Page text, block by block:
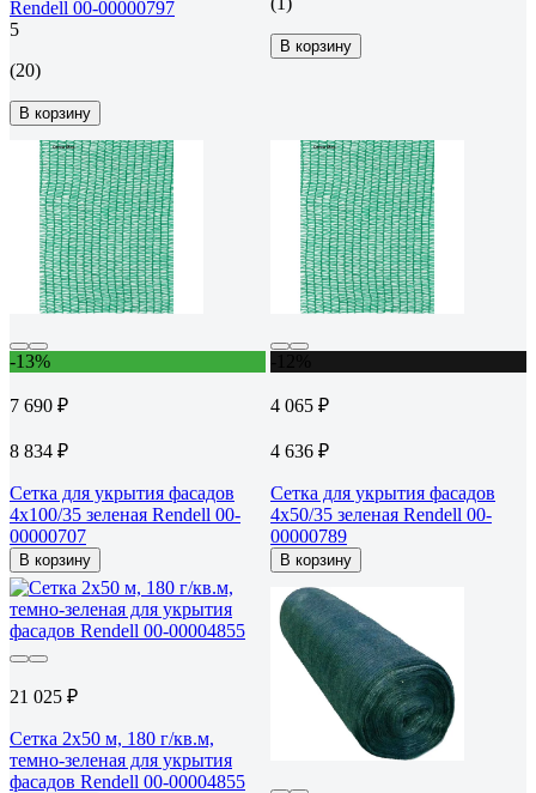
Rendell 00-00000797
5
(20)
В корзину
В корзину
-13%
7 690 ₽
8 834 ₽
Сетка для укрытия фасадов
4х100/35 зеленая Rendell 00-
00000707
В корзину
4 065 ₽
4 636 ₽
Сетка для укрытия фасадов
4х50/35 зеленая Rendell 00-
00000789
В корзину
21 025 ₽
Сетка 2x50 м, 180 г/кв.м,
темно-зеленая для укрытия
фасадов Rendell 00-00004855